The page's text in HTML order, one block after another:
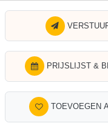
PRIJSLIJST &
TOEVOEGEN